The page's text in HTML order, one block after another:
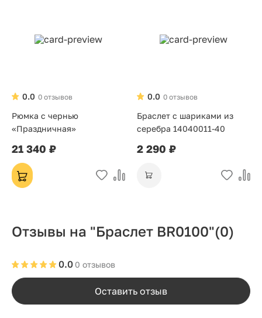
0 отзывов
0.0
Рюмка с чернью
«Праздничная»
21 340 ₽
0 отзывов
0.0
Браслет с шариками из
серебра 14040011-40
2 290 ₽
Отзывы на "Браслет BR0100"(0)
0 отзывов
0.0
Оставить отзыв